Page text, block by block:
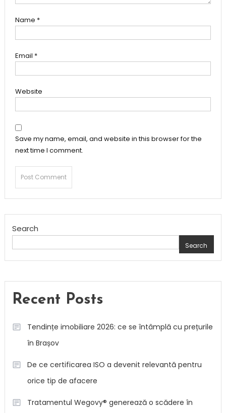
Name *
Email *
Website
Save my name, email, and website in this browser for the
next time I comment.
Search
Search
Recent Posts
Tendințe imobiliare 2026: ce se întâmplă cu prețurile
în Brașov
De ce certificarea ISO a devenit relevantă pentru
orice tip de afacere
Tratamentul Wegovy® generează o scădere în